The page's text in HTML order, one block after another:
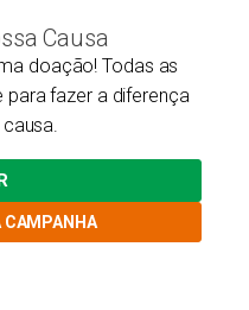
Causa
doação! Todas as
fazer a diferença
CAMPANHA